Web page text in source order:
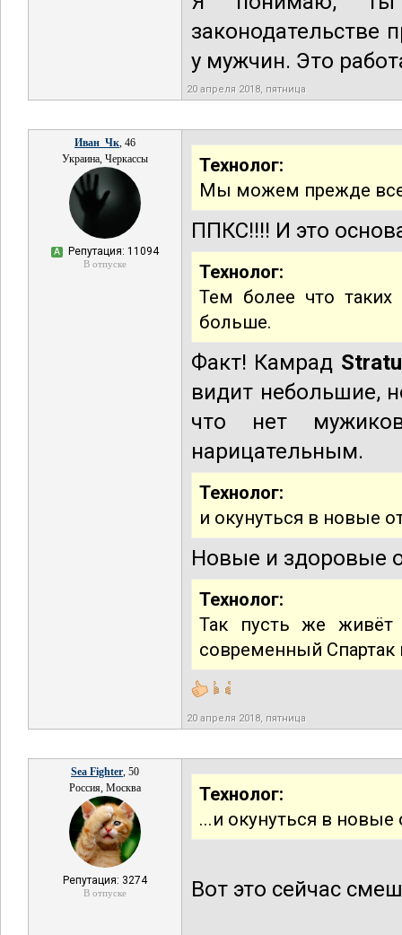
законодательстве
у мужчин. Это
20 апреля 2018, пятница
Иван_Чк, 46
Украина, Черкассы
А Репутация: 11094
В отпуске
Технолог:
Мы можем прежде
ППКС!!!! И это
Технолог:
Тем более что
больше.
Факт! Камрад
видит небольшие,
что нет
нарицательным.
Технолог:
и окунуться в новые
Новые и здоровые
Технолог:
Так пусть же живёт
современный Спартак
20 апреля 2018, пятница
Sea Fighter, 50
Россия, Москва
Репутация: 3274
В отпуске
Технолог:
...и окунуться в
Вот это сейчас